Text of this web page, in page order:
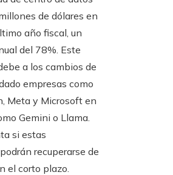
de dólares en
año fiscal, un
del 78%. Este
a los cambios de
empresas como
Meta y Microsoft en
Gemini o Llama.
si estas
recuperarse de
el corto plazo.